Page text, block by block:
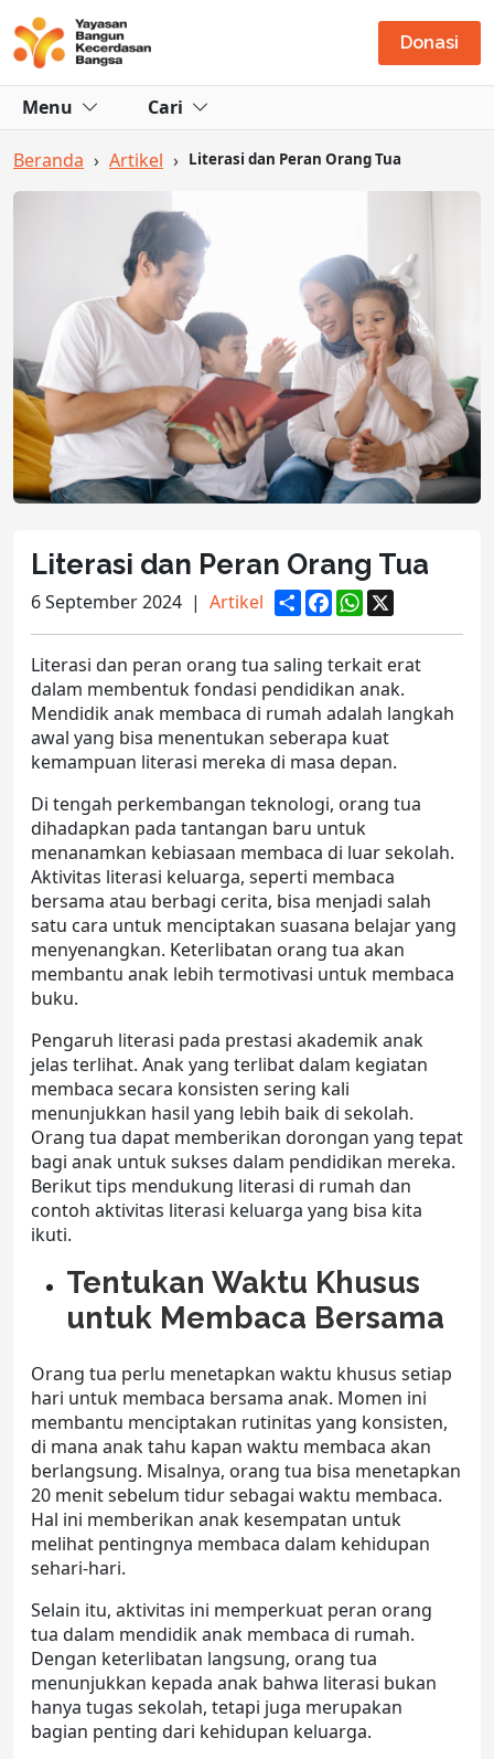
Donasi
Menu Cari
Beranda › Artikel › Literasi dan Peran Orang Tua
Literasi dan Peran Orang Tua
6 September 2024 | Artikel S
h
a
e
F
a
c
b
o
o
k
W
h
a
s
A
p
p
Literasi dan peran orang tua saling terkait erat
dalam membentuk fondasi pendidikan anak.
Mendidik anak membaca di rumah adalah langkah
awal yang bisa menentukan seberapa kuat
kemampuan literasi mereka di masa depan.
Di tengah perkembangan teknologi, orang tua
dihadapkan pada tantangan baru untuk
menanamkan kebiasaan membaca di luar sekolah.
Aktivitas literasi keluarga, seperti membaca
bersama atau berbagi cerita, bisa menjadi salah
satu cara untuk menciptakan suasana belajar yang
menyenangkan. Keterlibatan orang tua akan
membantu anak lebih termotivasi untuk membaca
buku.
Pengaruh literasi pada prestasi akademik anak
jelas terlihat. Anak yang terlibat dalam kegiatan
membaca secara konsisten sering kali
menunjukkan hasil yang lebih baik di sekolah.
Orang tua dapat memberikan dorongan yang tepat
bagi anak untuk sukses dalam pendidikan mereka.
Berikuttips mendukung literasi di rumah dan
contoh aktivitas literasi keluarga yang bisa kita
ikuti.
Tentukan Waktu Khusus
untuk Membaca Bersama
Orang tua perlu menetapkan waktu khusus setiap
hari untuk membaca bersama anak. Momen ini
membantu menciptakan rutinitas yang konsisten,
di mana anak tahu kapan waktu membaca akan
berlangsung. Misalnya, orang tua bisa menetapkan
20 menit sebelum tidur sebagai waktu membaca.
Hal ini memberikan anak kesempatan untuk
melihat pentingnya membaca dalam kehidupan
sehari-hari.
Selain itu, aktivitas ini memperkuat peran orang
tua dalam mendidik anak membaca di rumah.
Dengan keterlibatan langsung, orang tua
menunjukkan kepada anak bahwa literasi bukan
hanya tugas sekolah, tetapi juga merupakan
bagian penting dari kehidupan keluarga.